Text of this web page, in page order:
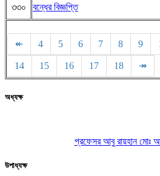
৩৩০ বন্ধের বিজ্ঞপ্তি
↞ 4 5 6 7 8 9
14 15 16 17 18 ↠
অধ্যক্ষ
প্রফেসর আবু রায়হান মোঃ
উপাধ্যক্ষ